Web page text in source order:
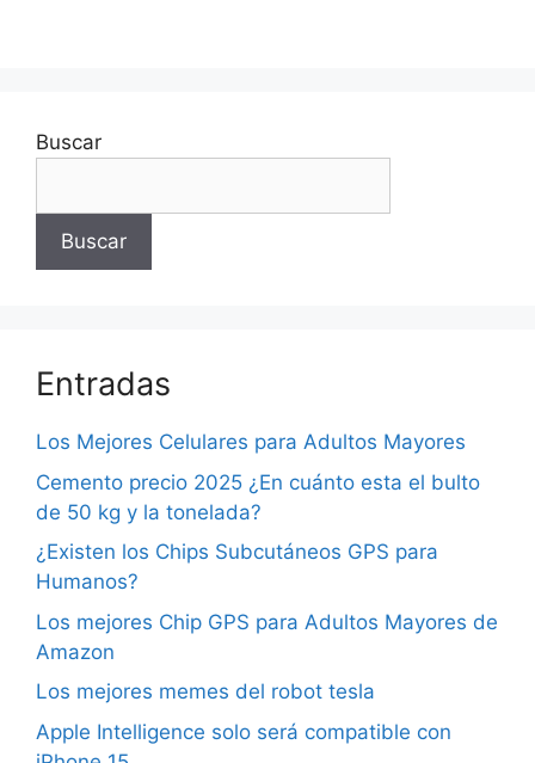
Buscar
Buscar
Entradas
Los Mejores Celulares para Adultos Mayores
Cemento precio 2025 ¿En cuánto esta el bulto
de 50 kg y la tonelada?
¿Existen los Chips Subcutáneos GPS para
Humanos?
Los mejores Chip GPS para Adultos Mayores de
Amazon
Los mejores memes del robot tesla
Apple Intelligence solo será compatible con